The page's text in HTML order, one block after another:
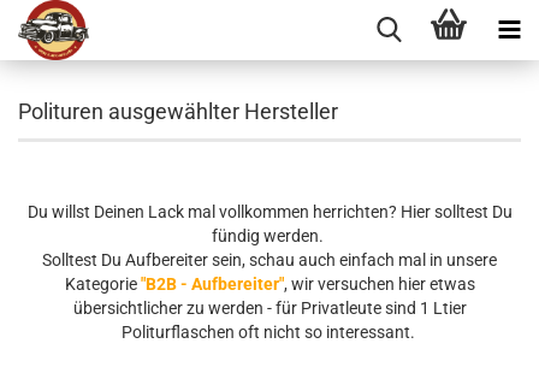
Polituren ausgewählter Hersteller
Du willst Deinen Lack mal vollkommen herrichten? Hier solltest Du
fündig werden.
Solltest Du Aufbereiter sein, schau auch einfach mal in unsere
Kategorie"B2B - Aufbereiter", wir versuchen hier etwas
übersichtlicher zu werden - für Privatleute sind 1 Ltier
Politurflaschen oft nicht so interessant.